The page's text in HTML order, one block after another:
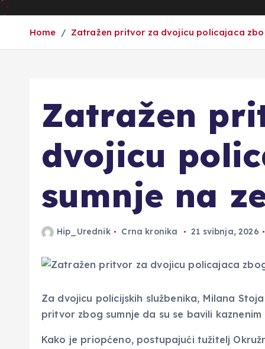
Home Zatražen pritvor za dvojicu policajaca
Zatražen
dvojicu
sumnje na
Hip_Urednik Crna kronika 21 svibnja, 2026
Za dvojicu policijskih službenika, Milana
pritvor zbog sumnje da su se bavili kaznenim
Kako je priopćeno, postupajući tužitelj